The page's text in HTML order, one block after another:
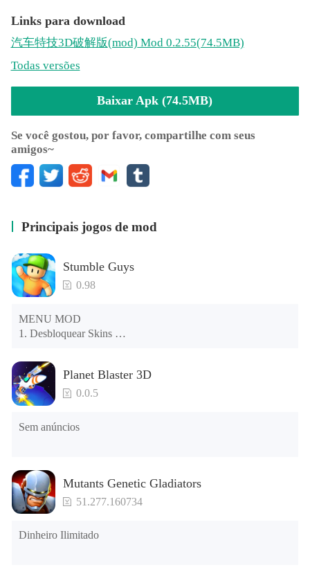
Links para download
汽车特技3D破解版(mod) Mod 0.2.55(74.5MB)
Todas versões
Baixar Apk (74.5MB)
Se você gostou, por favor, compartilhe com seus
amigos~
Principais jogos de mod
Stumble Guys
0.98
MENU MOD
1. Desbloquear Skins
3. Desbloquear Variantes
4. Desbloquear Animações
5. Desbloquear Passos
6. Nível
7. Câmera
Planet Blaster 3D
0.0.5
Sem anúncios
Mutants Genetic Gladiators
51.277.160734
Dinheiro Ilimitado